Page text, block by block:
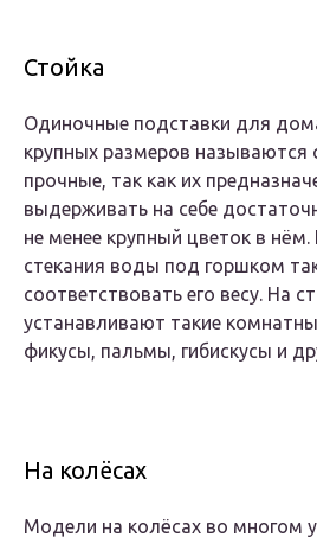
Стойка
Одиночные подставки для
крупных размеров называются
прочные, так как их
выдерживать на себе
не менее крупный цветок в
стекания воды под горшком
соответствовать его весу. На
устанавливают такие
фикусы, пальмы, гибискусы и
На колёсах
Модели на колёсах во многом